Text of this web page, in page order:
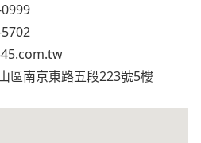
區南京東路五段223號5樓